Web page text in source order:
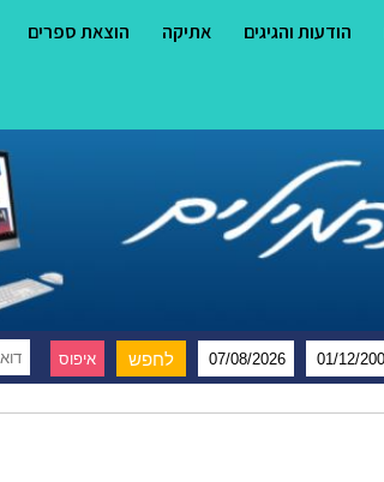
הודעות והגיגים אתיקה הוצאת ספרים